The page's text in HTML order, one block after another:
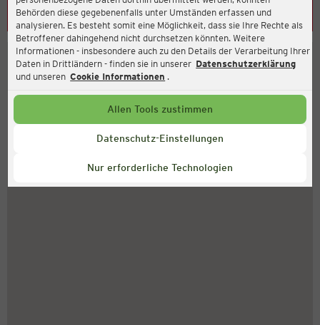
Behörden diese gegebenenfalls unter Umständen erfassen und
analysieren. Es besteht somit eine Möglichkeit, dass sie Ihre Rechte als
Betroffener dahingehend nicht durchsetzen könnten. Weitere
Informationen - insbesondere auch zu den Details der Verarbeitung Ihrer
Daten in Drittländern - finden sie in unserer Datenschutzerklärung
und unseren Cookie Informationen .
Allen Tools zustimmen
Datenschutz-Einstellungen
Nur erforderliche Technologien
überprüfen Sie Ihre Eingabe.